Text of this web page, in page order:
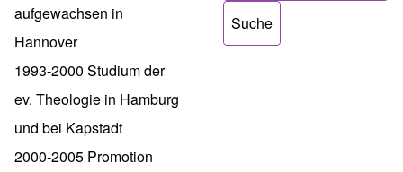
aufgewachsen in
Hannover
1993-2000 Studium der
ev. Theologie in Hamburg
und bei Kapstadt
2000-2005 Promotion